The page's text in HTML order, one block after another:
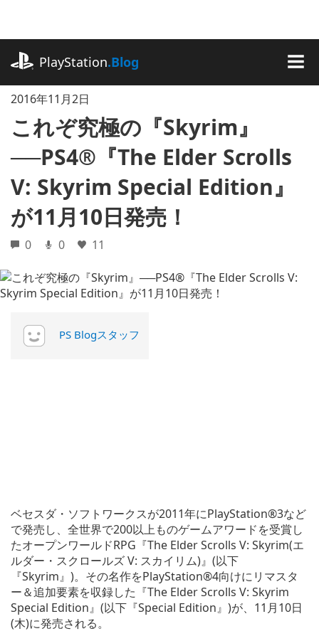
に
キ
ッ
プ
PlayStation.Blog
2016年11月2日
これぞ究極の『Skyrim』
──PS4®『The Elder Scrolls
V: Skyrim Special Edition』
が11月10日発売！
0 0 11
PS Blogスタッフ
ベセスダ・ソフトワークスが2011年にPlayStation®3など
で発売し、全世界で200以上ものゲームアワードを受賞し
たオープンワールドRPG『The Elder Scrolls V: Skyrim(エ
ルダー・スクロールズ V: スカイリム)』(以下
『Skyrim』)。その名作をPlayStation®4向けにリマスタ
ー＆追加要素を収録した『The Elder Scrolls V: Skyrim
Special Edition』(以下『Special Edition』)が、11月10日
(木)に発売される。